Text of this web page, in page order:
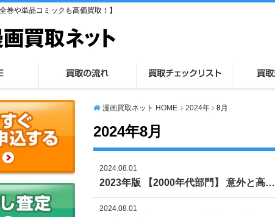
巻や単品コミックも高価買取！】
漫画買取ネット HOME 2024年 8月
2024年8月
2024.08.01
2023年版 【2000年代部門】 意外と高…
2024.08.01